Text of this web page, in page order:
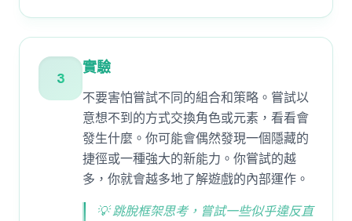
3
實驗
不要害怕嘗試不同的組合和策略。嘗試以
意想不到的方式交換角色或元素，看看會
發生什麼。你可能會偶然發現一個隱藏的
捷徑或一種強大的新能力。你嘗試的越
多，你就會越多地了解遊戲的內部運作。
💡跳脫框架思考，嘗試一些似乎違反直